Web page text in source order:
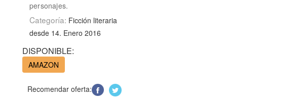
personajes.
Categoría: Ficción literaria
desde 14. Enero 2016
DISPONIBLE:
AMAZON
Recomendar oferta: